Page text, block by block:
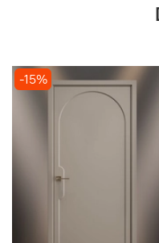
-15%